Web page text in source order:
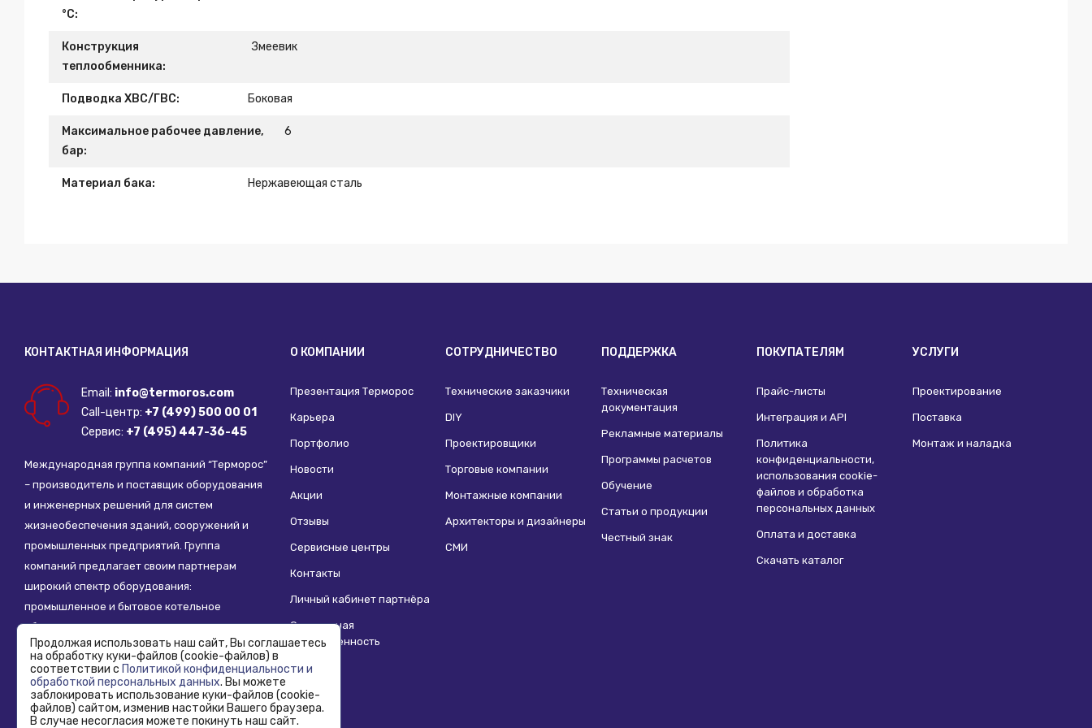
°С:
Конструкция
теплообменника:
Змеевик
Подводка ХВС/ГВС: Боковая
Максимальное рабочее давление,
бар:
6
Материал бака: Нержавеющая сталь
КОНТАКТНАЯ ИНФОРМАЦИЯ
Email: info@termoros.com
Call-центр: +7 (499) 500 00 01
Сервис: +7 (495) 447-36-45
Международная группа компаний “Терморос”
– производитель и поставщик оборудования
и инженерных решений для систем
жизнеобеспечения зданий, сооружений и
промышленных предприятий. Группа
компаний предлагает своим партнерам
широкий спектр оборудования:
промышленное и бытовое котельное
оборудование, системы отопления,
водоснабжения, водоподготовки и другие
инженерные системы.
О КОМПАНИИ
Презентация Терморос
Карьера
Портфолио
Новости
Акции
Отзывы
Сервисные центры
Контакты
Личный кабинет партнёра
Социальная
ответственность
СОТРУДНИЧЕСТВО
Технические заказчики
DIY
Проектировщики
Торговые компании
Монтажные компании
Архитекторы и дизайнеры
СМИ
ПОДДЕРЖКА
Техническая
документация
Рекламные материалы
Программы расчетов
Обучение
Статьи о продукции
Честный знак
ПОКУПАТЕЛЯМ
Прайс-листы
Интеграция и API
Политика
конфиденциальности,
использования сookie-
файлов и обработка
персональных данных
Оплата и доставка
Скачать каталог
УСЛУГИ
Проектирование
Поставка
Монтаж и наладка
Продолжая использовать наш сайт, Вы соглашаетесь
на обработку куки-файлов (cookie-файлов) в
соответствии с Политикой конфиденциальности и
обработкой персональных данных. Вы можете
заблокировать использование куки-файлов (cookie-
файлов) сайтом, изменив настойки Вашего браузера.
В случае несогласия можете покинуть наш сайт.